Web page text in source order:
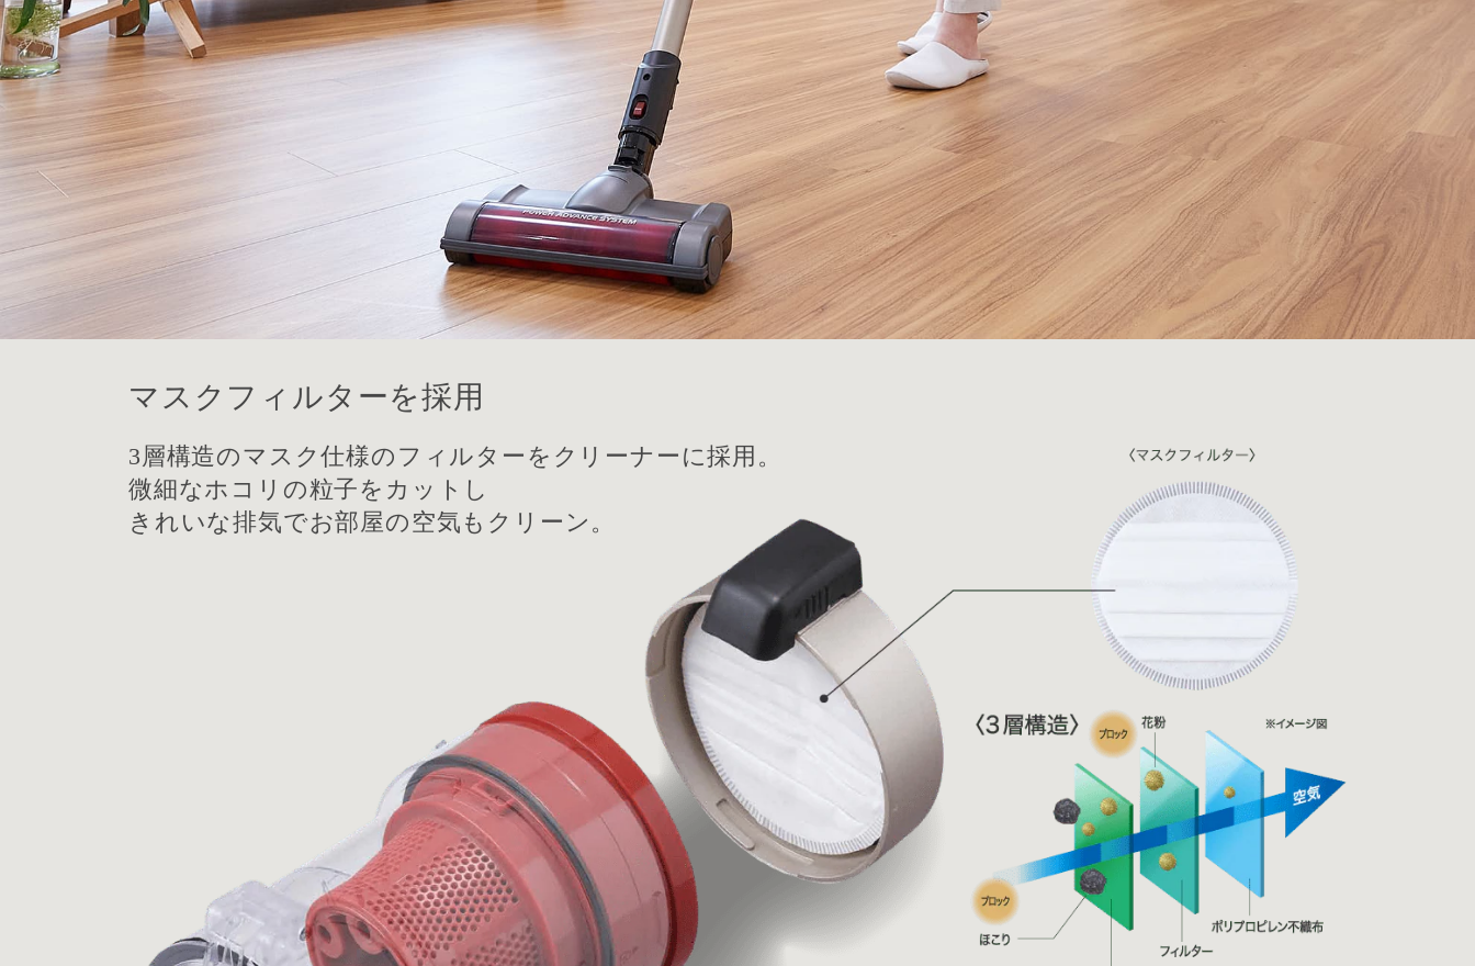
マスクフィルターを採用
3層構造のマスク仕様のフィルターをクリーナーに採用。
微細なホコリの粒子をカットし
きれいな排気でお部屋の空気もクリーン。